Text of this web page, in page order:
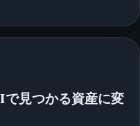
見つかる資産に変